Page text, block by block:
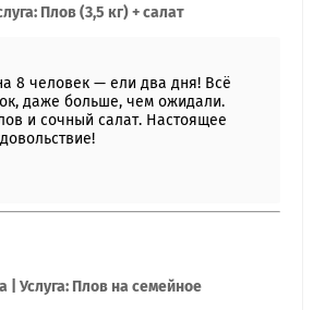
Плов (3,5 кг) + салат
8 человек — ели два дня! Всё
даже больше, чем ожидали.
и сочный салат. Настоящее
| Услуга: Плов на семейное